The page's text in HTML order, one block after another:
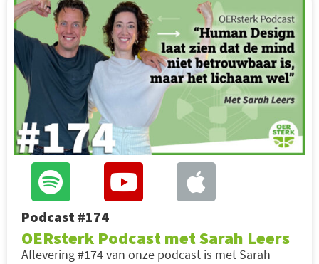
Podcast #174
OERsterk Podcast met Sarah Leers
Aflevering #174 van onze podcast is met Sarah